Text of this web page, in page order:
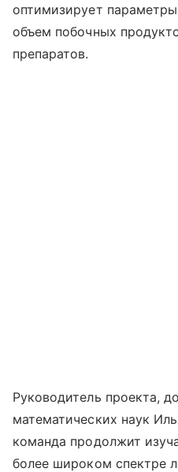
оптимизирует
объем побочных
препаратов.
Руководитель проекта,
математических наук
команда продолжит
более широком спектре